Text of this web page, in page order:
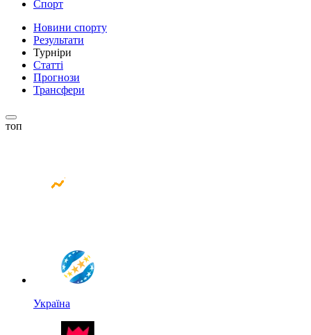
Спорт
Новини спорту
Результати
Турніри
Статті
Прогнози
Трансфери
топ
Україна